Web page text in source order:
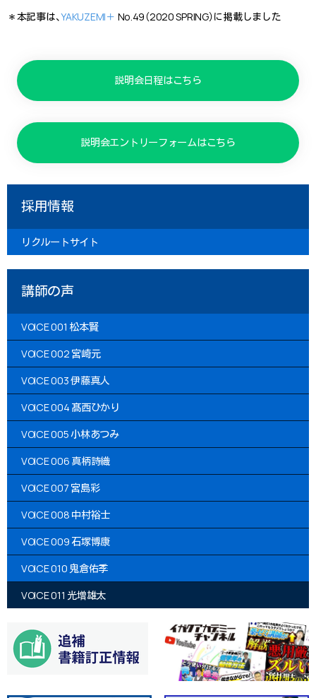
＊本記事は、YAKUZEMI＋ No.49（2020 SPRING）に掲載しました
説明会日程はこちら
説明会エントリーフォームはこちら
採用情報
リクルートサイト
講師の声
VOICE 001 松本賢
VOICE 002 宮崎元
VOICE 003 伊藤真人
VOICE 004 髙西ひかり
VOICE 005 小林あつみ
VOICE 006 真柄詩織
VOICE 007 宮島彩
VOICE 008 中村裕士
VOICE 009 石塚博康
VOICE 010 鬼倉佑季
VOICE 011 光増雄太